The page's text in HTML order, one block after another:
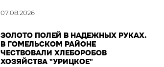
07.08.2026
ЗОЛОТО ПОЛЕЙ В НАДЕЖНЫХ РУКАХ.
В ГОМЕЛЬСКОМ РАЙОНЕ
ЧЕСТВОВАЛИ ХЛЕБОРОБОВ
ХОЗЯЙСТВА "УРИЦКОЕ"